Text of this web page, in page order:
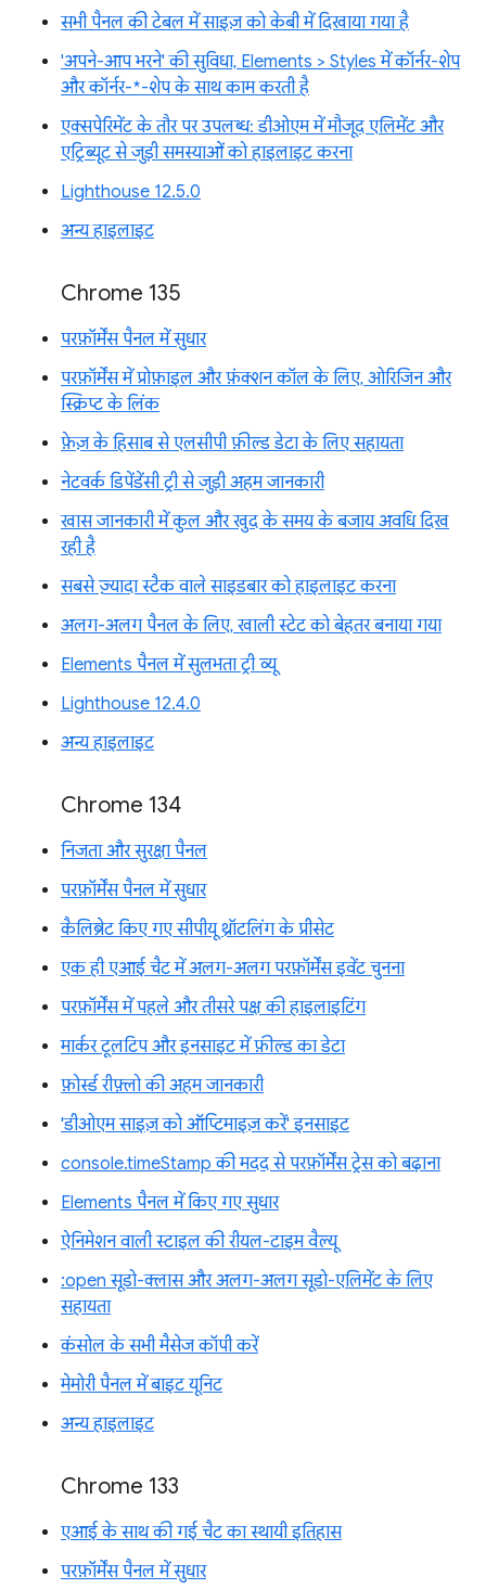
सभी पैनल की टेबल में साइज़ को केबी में दिखाया गया है
'अपने-आप भरने' की सुविधा, Elements > Styles में कॉर्नर-शेप
और कॉर्नर-*-शेप के साथ काम करती है
एक्सपेरिमेंट के तौर पर उपलब्ध: डीओएम में मौजूद एलिमेंट और
एट्रिब्यूट से जुड़ी समस्याओं को हाइलाइट करना
Lighthouse 12.5.0
अन्य हाइलाइट
Chrome 135
परफ़ॉर्मेंस पैनल में सुधार
परफ़ॉर्मेंस में प्रोफ़ाइल और फ़ंक्शन कॉल के लिए, ओरिजिन और
स्क्रिप्ट के लिंक
फ़ेज़ के हिसाब से एलसीपी फ़ील्ड डेटा के लिए सहायता
नेटवर्क डिपेंडेंसी ट्री से जुड़ी अहम जानकारी
खास जानकारी में कुल और खुद के समय के बजाय अवधि दिख
रही है
सबसे ज़्यादा स्टैक वाले साइडबार को हाइलाइट करना
अलग-अलग पैनल के लिए, खाली स्टेट को बेहतर बनाया गया
Elements पैनल में सुलभता ट्री व्यू
Lighthouse 12.4.0
अन्य हाइलाइट
Chrome 134
निजता और सुरक्षा पैनल
परफ़ॉर्मेंस पैनल में सुधार
कैलिब्रेट किए गए सीपीयू थ्रॉटलिंग के प्रीसेट
एक ही एआई चैट में अलग-अलग परफ़ॉर्मेंस इवेंट चुनना
परफ़ॉर्मेंस में पहले और तीसरे पक्ष की हाइलाइटिंग
मार्कर टूलटिप और इनसाइट में फ़ील्ड का डेटा
फ़ोर्स्ड रीफ़्लो की अहम जानकारी
'डीओएम साइज़ को ऑप्टिमाइज़ करें' इनसाइट
console.timeStamp की मदद से परफ़ॉर्मेंस ट्रेस को बढ़ाना
Elements पैनल में किए गए सुधार
ऐनिमेशन वाली स्टाइल की रीयल-टाइम वैल्यू
:open सूडो-क्लास और अलग-अलग सूडो-एलिमेंट के लिए
सहायता
कंसोल के सभी मैसेज कॉपी करें
मेमोरी पैनल में बाइट यूनिट
अन्य हाइलाइट
Chrome 133
एआई के साथ की गई चैट का स्थायी इतिहास
परफ़ॉर्मेंस पैनल में सुधार